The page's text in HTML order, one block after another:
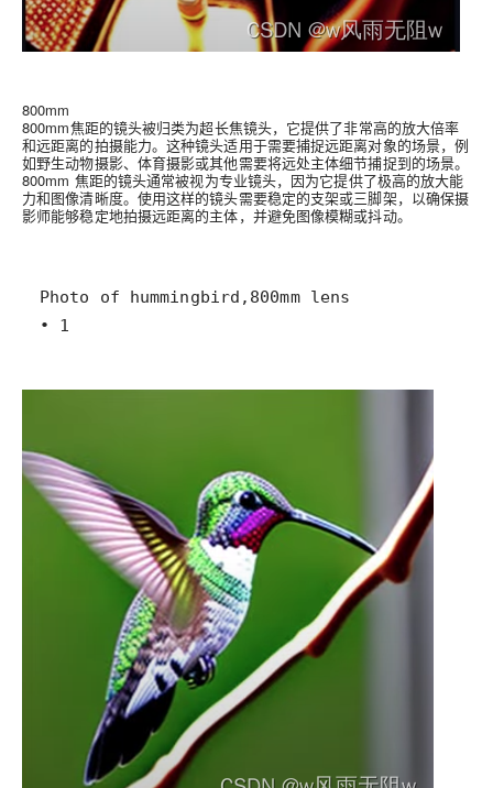
800mm
800mm焦距的镜头被归类为超长焦镜头，它提供了非常高的放大倍率
和远距离的拍摄能力。这种镜头适用于需要捕捉远距离对象的场景，例
如野生动物摄影、体育摄影或其他需要将远处主体细节捕捉到的场景。
800mm 焦距的镜头通常被视为专业镜头，因为它提供了极高的放大能
力和图像清晰度。使用这样的镜头需要稳定的支架或三脚架，以确保摄
影师能够稳定地拍摄远距离的主体，并避免图像模糊或抖动。
• 1